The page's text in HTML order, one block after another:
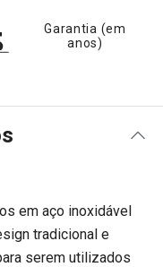
Garantia (em
anos)
em aço inoxidável
tradicional e
serem utilizados